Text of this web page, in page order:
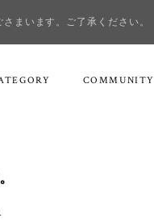
まいます。ご了承ください。
COMMUNITY